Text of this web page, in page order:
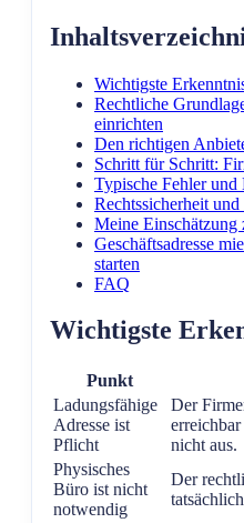
Wichtigste
Rechtliche
einrichten
Den richtigen
Schritt für Schritt:
Typische Fehler und
Rechtssicherheit
Meine
Geschäftsadresse
starten
FAQ
Wichtigste
Punkt
Ladungsfähige
Adresse ist
Pflicht
Der
nicht aus.
Physisches
Büro ist nicht
notwendig
Der